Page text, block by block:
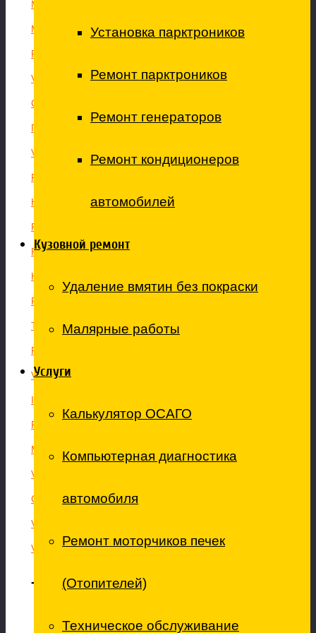
Установка парктроников
Ремонт парктроников
Ремонт генераторов
Ремонт кондиционеров
автомобилей
Кузовной ремонт
Удаление вмятин без покраски
Малярные работы
Услуги
Калькулятор ОСАГО
Компьютерная диагностика
автомобиля
Ремонт моторчиков печек
(Отопителей)
Техническое обслуживание
Mercedes Sprinter
Mercedes VITO
Peugeot PARTNER
Volkswagen Sharan
Citroen Jumper
Газель, Соболь
Volkswagen CRAFTER
Renault MASTER
Hyundai HD
Renault KANGOO
FAW
Hyundai H-1 STAREX
Fiat Doblo
Toyota HIACE
Fiat Ducato
Volkswagen CARAVELLE
Iveco Daily
Ford Transit
Mercedes VIANO
Volkswagen MULTIVAN
Citroen BERLINGO
Volkswagen TRANSPORTER
Volkswagen LT
Телефон для связи: